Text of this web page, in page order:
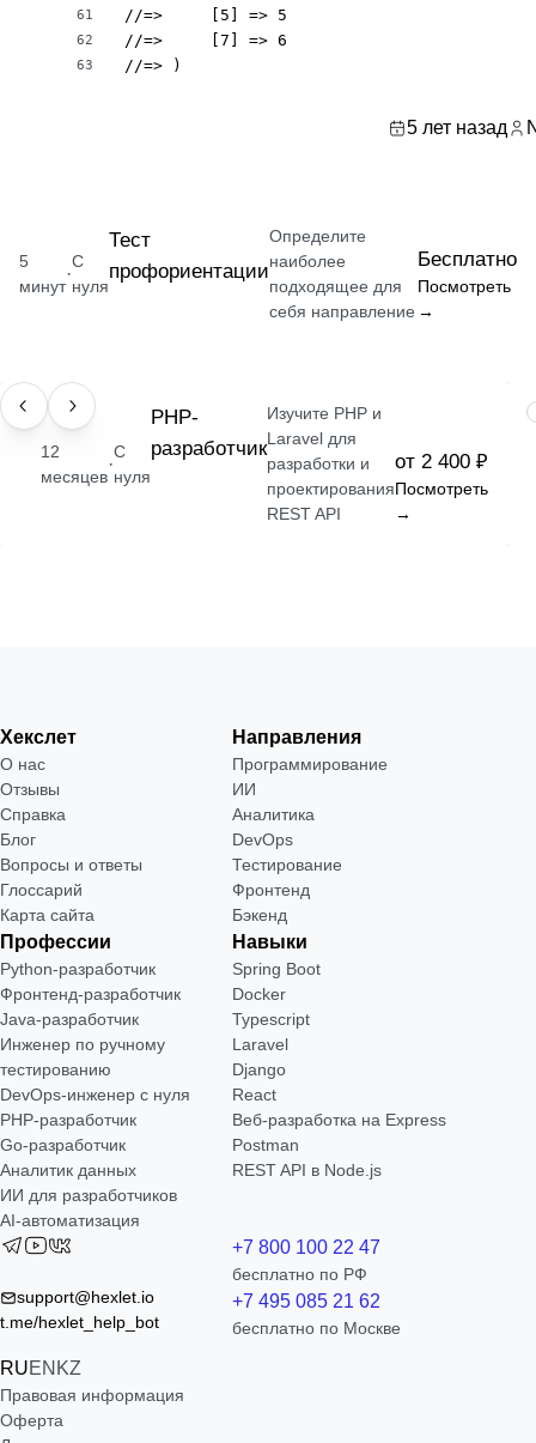
61
62
63
//=>     [5] => 5
//=>     [7] => 6
//=> )
5 лет назад
5
минут
·
С
нуля
Тест
профориентации
Определите
наиболее
подходящее для
себя направление
Бесплатно
Посмотреть
→
ПРОФЕССИЯ
12
месяцев
·
С
нуля
РНР-
разработчик
Изучите PHP и
Laravel для
разработки и
проектирования
REST API
от 2 400 ₽
Посмотреть
→
Хекслет
О нас
Отзывы
Справка
Блог
Вопросы и ответы
Глоссарий
Карта сайта
Направления
Программирование
ИИ
Аналитика
DevOps
Тестирование
Фронтенд
Бэкенд
Профессии
Python-разработчик
Фронтенд-разработчик
Java-разработчик
Инженер по ручному
тестированию
DevOps-инженер с нуля
РНР-разработчик
Go-разработчик
Аналитик данных
ИИ для разработчиков
AI-автоматизация
Навыки
Spring Boot
Docker
Typescript
Laravel
Django
React
Веб-разработка на Express
Postman
REST API в Node.js
support@hexlet.io
t.me/hexlet_help_bot
RUEN KZ
+7 800 100 22 47
бесплатно по РФ
+7 495 085 21 62
бесплатно по Москве
Правовая информация
Оферта